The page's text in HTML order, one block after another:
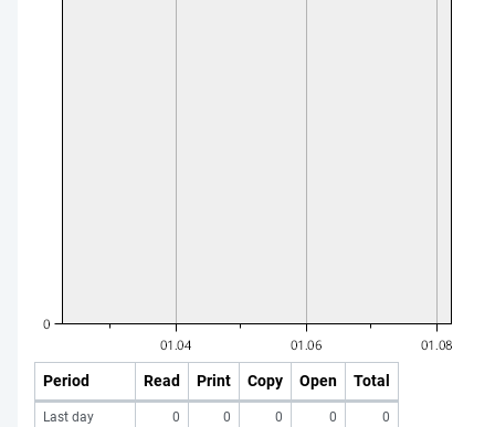
Period Read Print Copy Open Total
Last day 0 0 0 0
0